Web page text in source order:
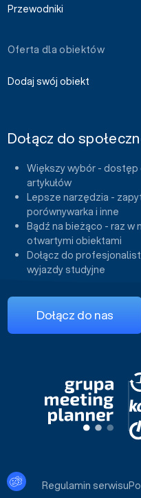
Przewodniki
Oferta dla obiektów
Dodaj swój obiekt
Dołącz do
Większy wybór - dostęp
artykułów
Lepsze narzędzia -
porównywarka i inne
Bądź na bieżąco - raz
otwartymi obiektami
Dołącz do
wyjazdy studyjne
Dołącz do nas
Regulamin serwisu
Ustawienia plików cookies